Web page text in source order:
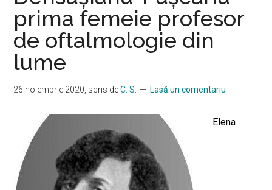
prima femeie profesor
de oftalmologie din
lume
26 noiembrie 2020 , scris deC. S. Lasă un comentariu
Elena